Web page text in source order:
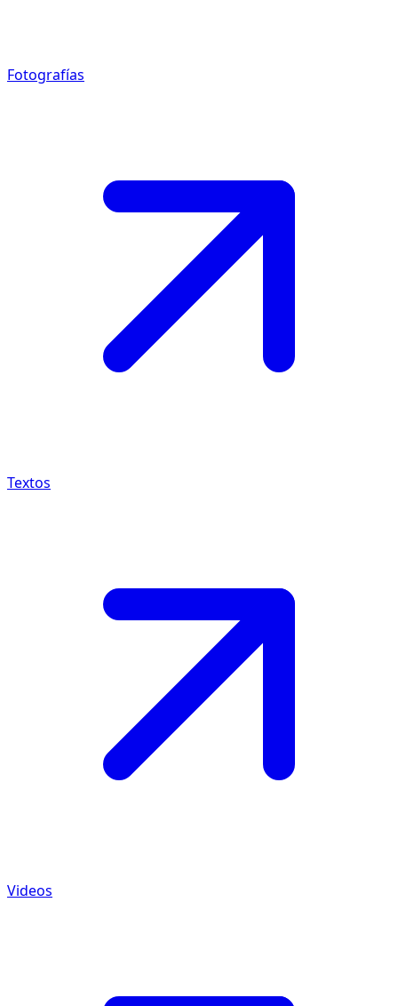
Fotografías
Textos
Videos